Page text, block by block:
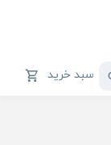
سبد خرید